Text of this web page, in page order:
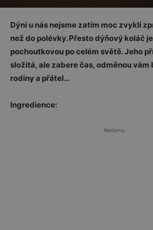
Dýni u nás nejsme zatím moc zvyklí
než do polévky. Přesto dýňový koláč
pochoutkovou po celém světě. Jeho
složitá, ale zabere čas, odměnou vám
rodiny a přátel…
Ingredience:
Reklama